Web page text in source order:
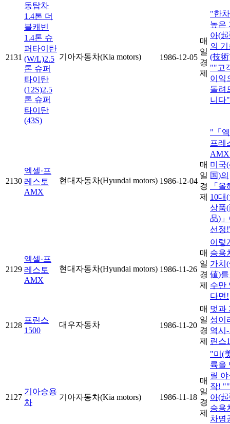
2131
동탑차
1.4톤 더
블캐빈
1.4톤 슈
퍼타이탄
(W/L)2.5
톤 슈퍼
타이탄
(12S)2.5
톤 슈퍼
타이탄
(43S)
기아자동차(Kia motors) 1986-12-05
매
일
경
제
"한
높은
아(
의
(技
""고
이익
돌려
니다
2130
엑셀·프
레스토
AMX
현대자동차(Hyundai motors) 1986-12-04
매
일
경
제
"「
프레
미국
国)의
「올
10대
상품
品)
선정
2129
엑셀·프
레스토
AMX
현대자동차(Hyundai motors) 1986-11-26
매
일
경
제
이렇
승용
가치
値)
수만
다면!
2128
프린스
1500
대우자동차 1986-11-20
매
일
경
제
멋과
성이
역시
린스
2127
기아승용
차
기아자동차(Kia motors) 1986-11-18
매
일
경
제
"미(
륙을
릴
작!
아(
승용
차명